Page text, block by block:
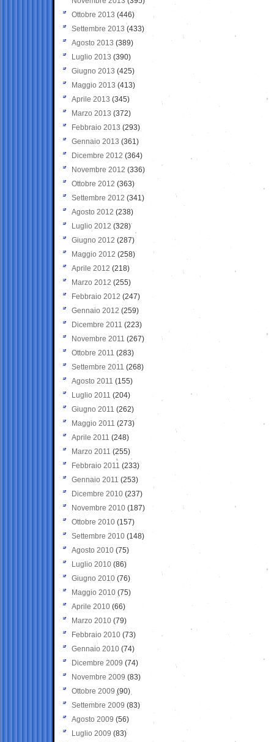
Ottobre 2013 (446)
Settembre 2013 (433)
Agosto 2013 (389)
Luglio 2013 (390)
Giugno 2013 (425)
Maggio 2013 (413)
Aprile 2013 (345)
Marzo 2013 (372)
Febbraio 2013 (293)
Gennaio 2013 (361)
Dicembre 2012 (364)
Novembre 2012 (336)
Ottobre 2012 (363)
Settembre 2012 (341)
Agosto 2012 (238)
Luglio 2012 (328)
Giugno 2012 (287)
Maggio 2012 (258)
Aprile 2012 (218)
Marzo 2012 (255)
Febbraio 2012 (247)
Gennaio 2012 (259)
Dicembre 2011 (223)
Novembre 2011 (267)
Ottobre 2011 (283)
Settembre 2011 (268)
Agosto 2011 (155)
Luglio 2011 (204)
Giugno 2011 (262)
Maggio 2011 (273)
Aprile 2011 (248)
Marzo 2011 (255)
Febbraio 2011 (233)
Gennaio 2011 (253)
Dicembre 2010 (237)
Novembre 2010 (187)
Ottobre 2010 (157)
Settembre 2010 (148)
Agosto 2010 (75)
Luglio 2010 (86)
Giugno 2010 (76)
Maggio 2010 (75)
Aprile 2010 (66)
Marzo 2010 (79)
Febbraio 2010 (73)
Gennaio 2010 (74)
Dicembre 2009 (74)
Novembre 2009 (83)
Ottobre 2009 (90)
Settembre 2009 (83)
Agosto 2009 (56)
Luglio 2009 (83)